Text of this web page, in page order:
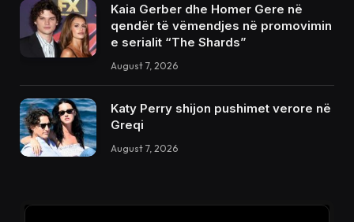
Kaia Gerber dhe Homer Gere në
qendër të vëmendjes në promovimin
e serialit “The Shards”
August 7, 2026
Katy Perry shijon pushimet verore në
Greqi
August 7, 2026